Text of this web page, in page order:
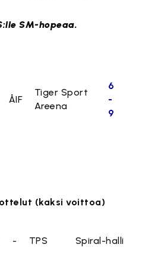
SM-hopeaa.
ÅIF
Tiger Sport
Areena
6
-
9
(kaksi voittoa)
- TPS Spiral-halli